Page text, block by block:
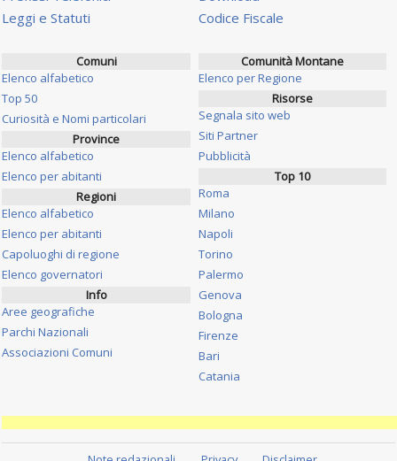
Leggi e Statuti
Codice Fiscale
Comuni
Elenco alfabetico
Top 50
Curiosità e Nomi particolari
Province
Elenco alfabetico
Elenco per abitanti
Regioni
Elenco alfabetico
Elenco per abitanti
Capoluoghi di regione
Elenco governatori
Info
Aree geografiche
Parchi Nazionali
Associazioni Comuni
Comunità Montane
Elenco per Regione
Risorse
Segnala sito web
Siti Partner
Pubblicità
Top 10
Roma
Milano
Napoli
Torino
Palermo
Genova
Bologna
Firenze
Bari
Catania